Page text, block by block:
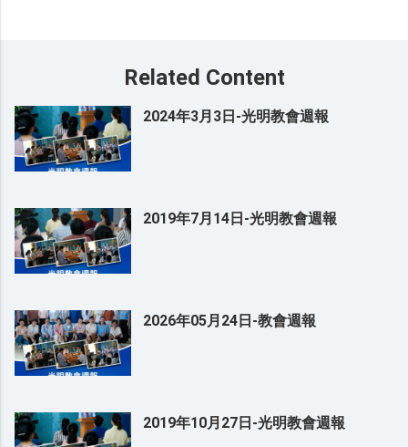
Related Content
2024年3月3日-光明教會週報
2019年7月14日-光明教會週報
2026年05月24日-教會週報
2019年10月27日-光明教會週報